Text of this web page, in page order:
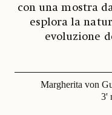
con una mostra
esplora la
evoluzione
Margherita von
3'